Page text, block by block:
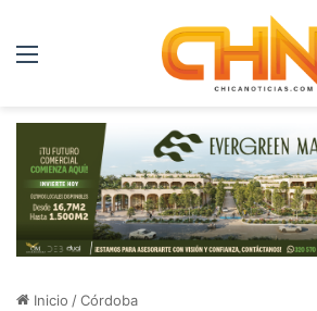
Menú
Inicio /Córdoba